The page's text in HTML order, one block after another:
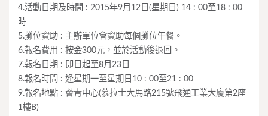
4.活動日期及時間 : 2015年9月12日(星期日) 14 : 00至18 : 00
時
5.攤位資助 : 主辦單位會資助每個攤位午餐。
6.報名費用 : 按金300元，並於活動後退回。
7.報名日期 : 即日起至8月23日
8.報名時間 : 逄星期一至星期日10 : 00至21 : 00
9.報名地點 : 薈青中心(慕拉士大馬路215號飛通工業大廈第2座
1樓B)